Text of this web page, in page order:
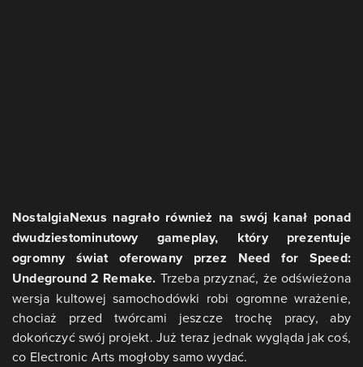
NostalgiaNexus nagrało również na swój kanał ponad
dwudziestominutowy gameplay, który prezentuje
ogromny świat oferowany przez Need for Speed:
Undeground 2 Remake. Trzeba przyznać, że odświeżona
wersja kultowej samochodówki robi ogromne wrażenie,
chociaż przed twórcami jeszcze trochę pracy, aby
dokończyć swój projekt. Już teraz jednak wygląda jak coś,
co Electronic Arts mogłoby samo wydać.